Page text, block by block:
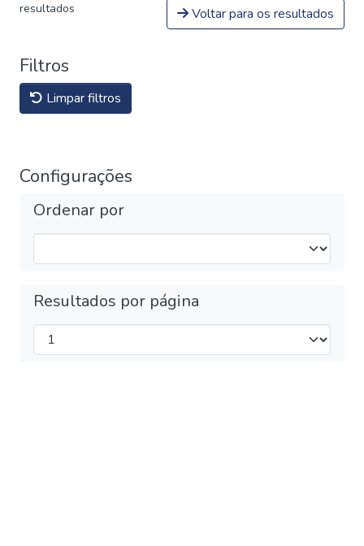
resultados Voltar para os resultados
Filtros
Limpar filtros
Configurações
Ordenar por
Resultados por página